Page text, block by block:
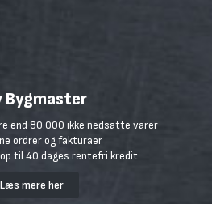
Bygmaster
end 80.000 ikke nedsatte varer
ordrer og fakturaer
til 40 dages rentefri kredit
Læs mere her